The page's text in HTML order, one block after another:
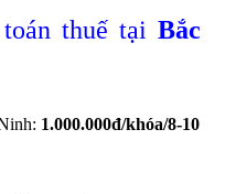
thuế tại Bắc
1.000.000đ/khóa/8-10